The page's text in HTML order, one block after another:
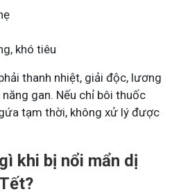
khó tiêu
thanh nhiệt, giải độc, lương
gan. Nếu chỉ bôi thuốc
tạm thời, không xử lý được
khi bị nổi mẩn dị